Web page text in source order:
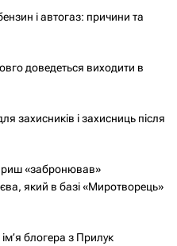
і автогаз: причини та
доведеться виходити в
захисників і захисниць після
«забронював»
який в базі «Миротворець»
блогера з Прилук